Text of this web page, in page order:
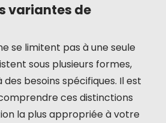
variantes de
se limitent pas à une seule
sous plusieurs formes,
besoins spécifiques. Il est
ces distinctions
la plus appropriée à votre